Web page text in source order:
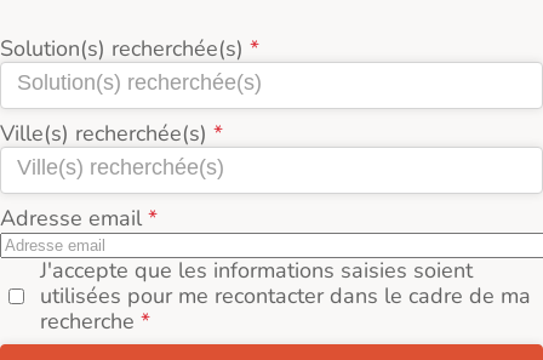
Solution(s) recherchée(s)
Ville(s) recherchée(s)
Adresse email
J'accepte que les informations saisies soient
utilisées pour me recontacter dans le cadre de ma
recherche